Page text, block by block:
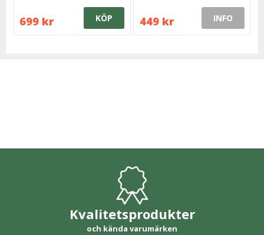
699 kr KÖP 449 kr INFO
Kvalitetsprodukter
och kända varumärken